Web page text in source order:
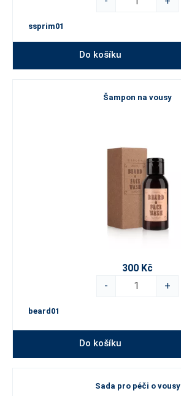
ssprim01
Do košíku
Šampon na vousy
300 Kč
-
+
beard01
Do košíku
Sada pro péči o vousy